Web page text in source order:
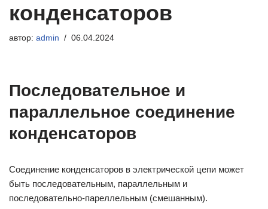
конденсаторов
автор: admin 06.04.2024
Последовательное и
параллельное соединение
конденсаторов
Соединение конденсаторов в электрической цепи может
быть последовательным, параллельным и
последовательно-пареллельным (смешанным).